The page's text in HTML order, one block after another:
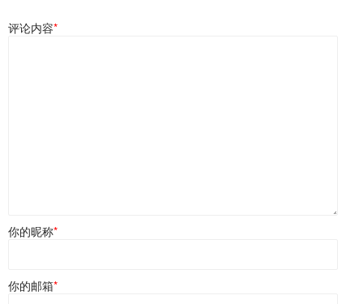
评论内容*
你的昵称*
你的邮箱*